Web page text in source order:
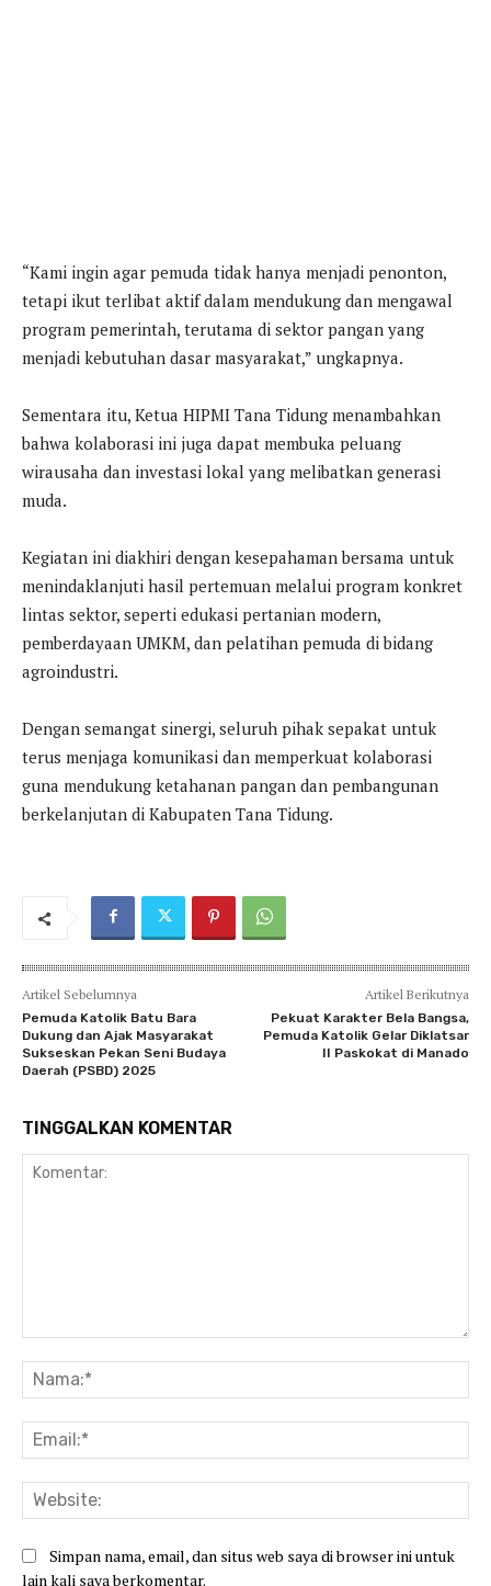
“Kami ingin agar pemuda tidak hanya menjadi penonton,
tetapi ikut terlibat aktif dalam mendukung dan mengawal
program pemerintah, terutama di sektor pangan yang
menjadi kebutuhan dasar masyarakat,” ungkapnya.
Sementara itu, Ketua HIPMI Tana Tidung menambahkan
bahwa kolaborasi ini juga dapat membuka peluang
wirausaha dan investasi lokal yang melibatkan generasi
muda.
Kegiatan ini diakhiri dengan kesepahaman bersama untuk
menindaklanjuti hasil pertemuan melalui program konkret
lintas sektor, seperti edukasi pertanian modern,
pemberdayaan UMKM, dan pelatihan pemuda di bidang
agroindustri.
Dengan semangat sinergi, seluruh pihak sepakat untuk
terus menjaga komunikasi dan memperkuat kolaborasi
guna mendukung ketahanan pangan dan pembangunan
berkelanjutan di Kabupaten Tana Tidung.
Artikel Sebelumnya
Pemuda Katolik Batu Bara
Dukung dan Ajak Masyarakat
Sukseskan Pekan Seni Budaya
Daerah (PSBD) 2025
Artikel Berikutnya
Pekuat Karakter Bela Bangsa,
Pemuda Katolik Gelar Diklatsar
II Paskokat di Manado
TINGGALKAN KOMENTAR
Simpan nama, email, dan situs web saya di browser ini untuk
lain kali saya berkomentar.